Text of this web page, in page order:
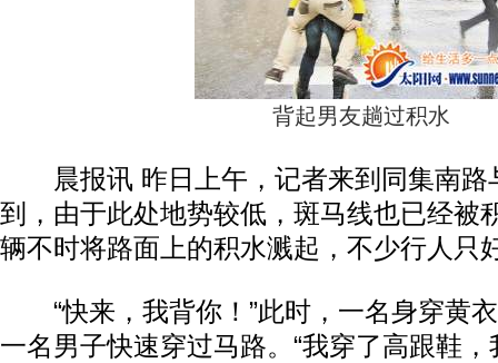
背起男友趟过积水
晨报讯 昨日上午，记者来到同集南路
到，由于此处地势较低，斑马线也已经被
辆不时将路面上的积水溅起，不少行人只
“快来，我背你！”此时，一名身穿黄
一名男子快速穿过马路。“我穿了高跟鞋